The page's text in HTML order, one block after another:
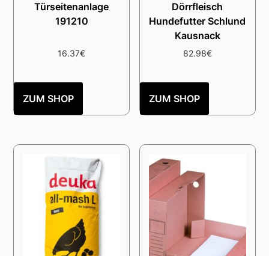
Türseitenanlage
191210
16.37€
ZUM SHOP
Dörrfleisch
Hundefutter Schlund
Kausnack
82.98€
ZUM SHOP